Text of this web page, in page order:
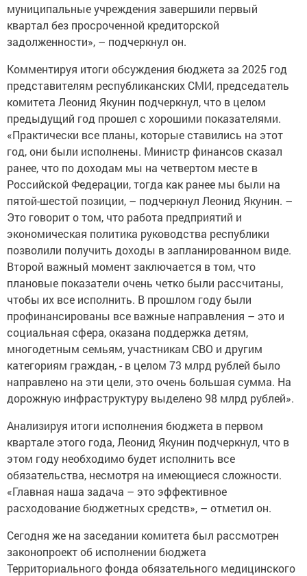
муниципальные учреждения завершили первый
квартал без просроченной кредиторской
задолженности», – подчеркнул он.
Комментируя итоги обсуждения бюджета за 2025 год
представителям республиканских СМИ, председатель
комитета Леонид Якунин подчеркнул, что в целом
предыдущий год прошел с хорошими показателями.
«Практически все планы, которые ставились на этот
год, они были исполнены. Министр финансов сказал
ранее, что по доходам мы на четвертом месте в
Российской Федерации, тогда как ранее мы были на
пятой-шестой позиции, – подчеркнул Леонид Якунин. –
Это говорит о том, что работа предприятий и
экономическая политика руководства республики
позволили получить доходы в запланированном виде.
Второй важный момент заключается в том, что
плановые показатели очень четко были рассчитаны,
чтобы их все исполнить. В прошлом году были
профинансированы все важные направления – это и
социальная сфера, оказана поддержка детям,
многодетным семьям, участникам СВО и другим
категориям граждан, - в целом 73 млрд рублей было
направлено на эти цели, это очень большая сумма. На
дорожную инфраструктуру выделено 98 млрд рублей».
Анализируя итоги исполнения бюджета в первом
квартале этого года, Леонид Якунин подчеркнул, что в
этом году необходимо будет исполнить все
обязательства, несмотря на имеющиеся сложности.
«Главная наша задача – это эффективное
расходование бюджетных средств», – отметил он.
Сегодня же на заседании комитета был рассмотрен
законопроект об исполнении бюджета
Территориального фонда обязательного медицинского